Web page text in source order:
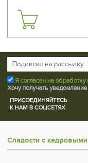
Я согласен на
Хочу получать
ПРИСОЕДИНЯЙТЕСЬ
К НАМ В СОЦСЕТЯХ
Сладости с